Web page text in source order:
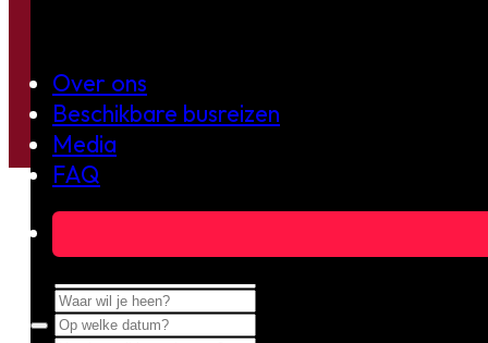
Over ons
Beschikbare busreizen
Media
FAQ